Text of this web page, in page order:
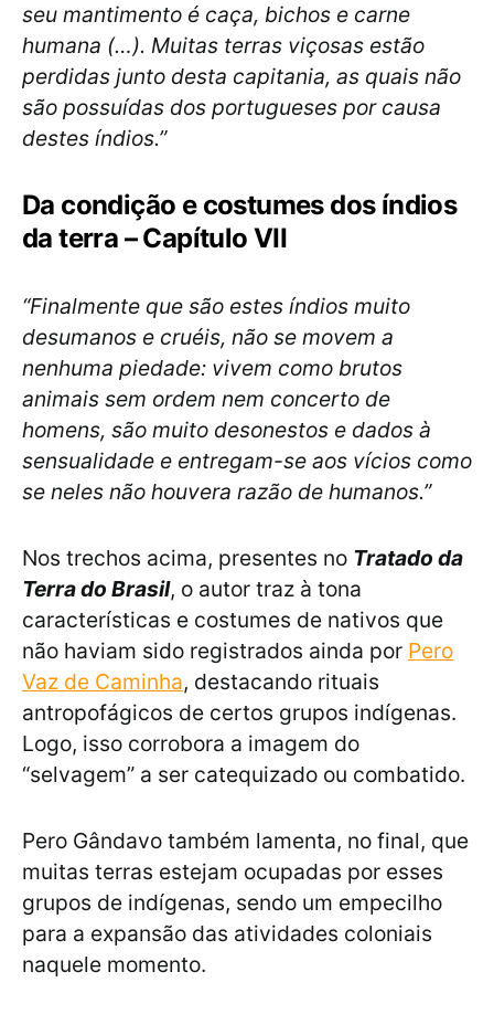
seu mantimento é caça, bichos e carne
humana (…). Muitas terras viçosas estão
perdidas junto desta capitania, as quais não
são possuídas dos portugueses por causa
destes índios.”
Da condição e costumes dos índios
da terra – Capítulo VII
“Finalmente que são estes índios muito
desumanos e cruéis, não se movem a
nenhuma piedade: vivem como brutos
animais sem ordem nem concerto de
homens, são muito desonestos e dados à
sensualidade e entregam-se aos vícios como
se neles não houvera razão de humanos.”
Nos trechos acima, presentes no Tratado da
Terra do Brasil, o autor traz à tona
características e costumes de nativos que
não haviam sido registrados ainda por Pero
Vaz de Caminha, destacando rituais
antropofágicos de certos grupos indígenas.
Logo, isso corrobora a imagem do
“selvagem” a ser catequizado ou combatido.
Pero Gândavo também lamenta, no final, que
muitas terras estejam ocupadas por esses
grupos de indígenas, sendo um empecilho
para a expansão das atividades coloniais
naquele momento.